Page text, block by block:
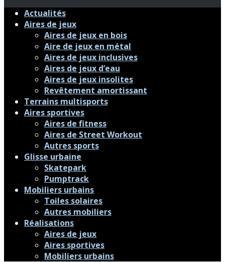
Actualités
Aires de jeux
Aires de jeux en bois
Aire de jeux en métal
Aires de jeux inclusives
Aires de jeux d’eau
Aires de jeux insolites
Revêtement amortissant
Terrains multisports
Aires sportives
Aires de fitness
Aires de Street Workout
Autres sports
Glisse urbaine
Skatepark
Pumptrack
Mobiliers urbains
Toiles solaires
Autres mobiliers
Réalisations
Aires de jeux
Aires sportives
Mobiliers urbains